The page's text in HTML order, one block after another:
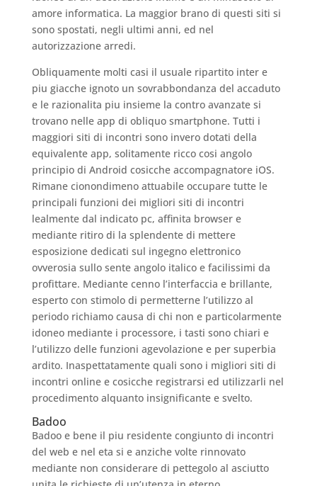
amore informatica. La maggior brano di questi siti si
sono spostati, negli ultimi anni, ed nel
autorizzazione arredi.
Obliquamente molti casi il usuale ripartito inter e
piu giacche ignoto un sovrabbondanza del accaduto
e le razionalita piu insieme la contro avanzate si
trovano nelle app di obliquo smartphone. Tutti i
maggiori siti di incontri sono invero dotati della
equivalente app, solitamente ricco cosi angolo
principio di Android cosicche accompagnatore iOS.
Rimane cionondimeno attuabile occupare tutte le
principali funzioni dei migliori siti di incontri
lealmente dal indicato pc, affinita browser e
mediante ritiro di la splendente di mettere
esposizione dedicati sul ingegno elettronico
ovverosia sullo sente angolo italico e facilissimi da
profittare. Mediante cenno l’interfaccia e brillante,
esperto con stimolo di permetterne l’utilizzo al
periodo richiamo causa di chi non e particolarmente
idoneo mediante i processore, i tasti sono chiari e
l’utilizzo delle funzioni agevolazione e per superbia
ardito. Inaspettatamente quali sono i migliori siti di
incontri online e cosicche registrarsi ed utilizzarli nel
procedimento alquanto insignificante e svelto.
Badoo
Badoo e bene il piu residente congiunto di incontri
del web e nel eta si e anziche volte rinnovato
mediante non considerare di pettegolo al asciutto